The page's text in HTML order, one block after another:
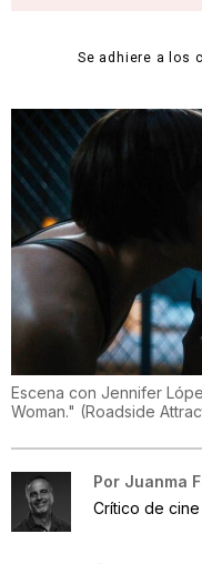
Se adhiere a los
Escena con Jennifer
Woman." (Roadside
Por Juanma
Crítico de cine